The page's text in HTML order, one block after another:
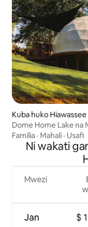
Kuba huko Hiawassee
Dome Home Lake na
Familia · Mahali · Usafi
Ni wakati
Mwezi
Jan $